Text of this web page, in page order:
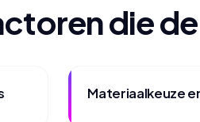
die
Materiaalkeuze